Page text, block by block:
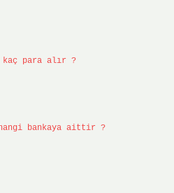
kaç para alır ?
bankaya aittir ?